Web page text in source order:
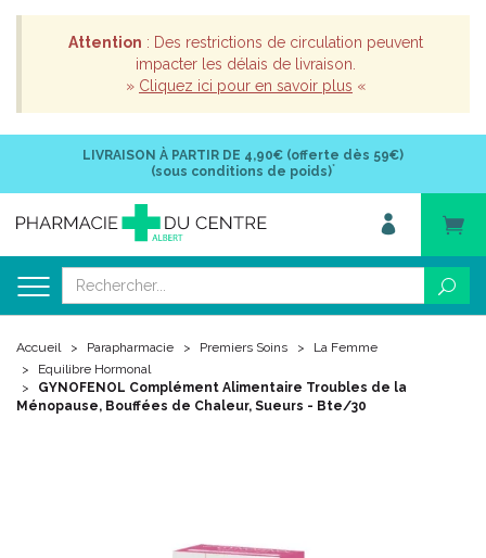
Attention : Des restrictions de circulation peuvent
impacter les délais de livraison.
» Cliquez ici pour en savoir plus «
LIVRAISON À PARTIR DE 4,90€ (offerte dès 59€)
(sous conditions de poids)*
Accueil Parapharmacie Premiers Soins
La Femme
Equilibre Hormonal
GYNOFENOL Complément Alimentaire Troubles de la
Ménopause, Bouffées de Chaleur, Sueurs - Bte/30